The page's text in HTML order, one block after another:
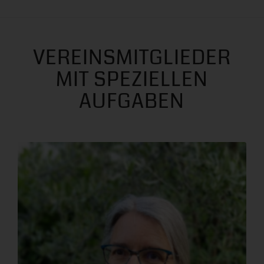
VEREINSMITGLIEDER
MIT SPEZIELLEN
AUFGABEN